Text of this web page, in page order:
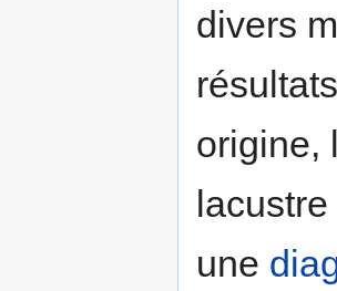
divers
origine,
lacustre
une